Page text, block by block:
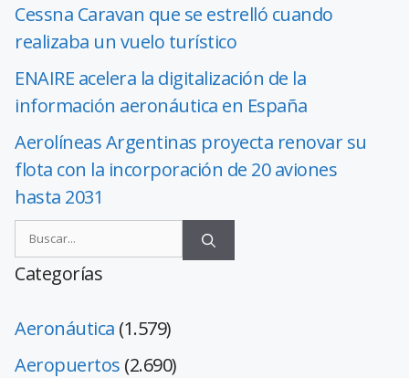
Cessna Caravan que se estrelló cuando
realizaba un vuelo turístico
ENAIRE acelera la digitalización de la
información aeronáutica en España
Aerolíneas Argentinas proyecta renovar su
flota con la incorporación de 20 aviones
hasta 2031
Categorías
Aeronáutica (1.579)
Aeropuertos (2.690)